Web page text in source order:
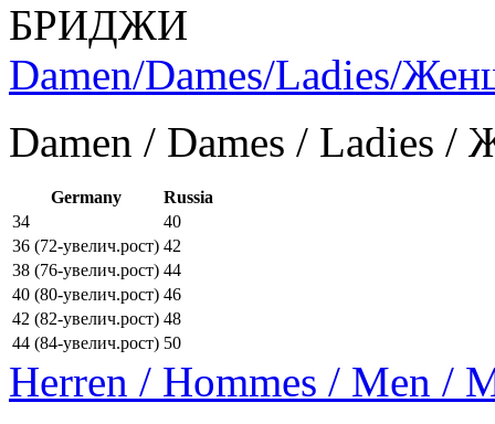
БРИДЖИ
Damen/Dames/Ladies/
Damen / Dames / Ladies
Germany
Russia
34
40
36 (72-увелич.рост) 42
38 (76-увелич.рост) 44
40 (80-увелич.рост) 46
42 (82-увелич.рост) 48
44 (84-увелич.рост) 50
Herren / Hommes / Men /